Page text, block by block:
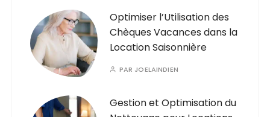
Optimiser l’Utilisation des
Chèques Vacances dans la
Location Saisonnière
PAR JOELAINDIEN
Gestion et Optimisation du